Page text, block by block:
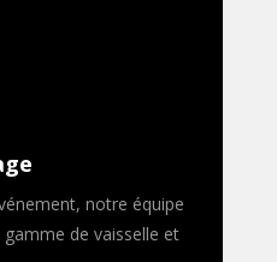
notre équipe
de vaisselle et